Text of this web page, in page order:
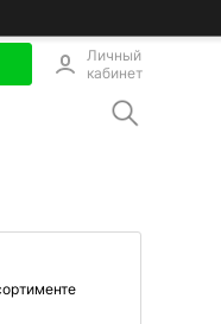
Личный
кабинет